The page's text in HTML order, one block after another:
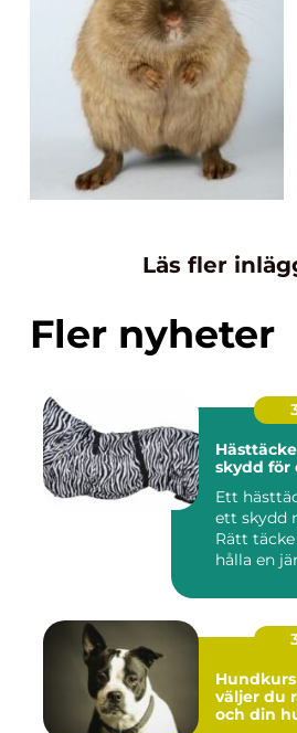
Läs fler
Fler nyheter
Hästtäcken så väljer
skydd för
Ett
ett skydd
Rätt
hålla en
Hundkurs i
väljer du
och din